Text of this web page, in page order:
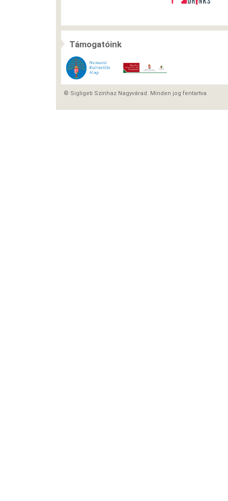
Támogatóink
© Sigligeti Szinhaz Nagyvárad. Minden jog fentartva